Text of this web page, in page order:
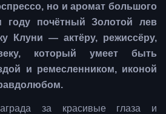
но и аромат большого
году почётный Золотой лев
Клуни — актёру, режиссёру,
который умеет быть
и ремесленником, иконой
за красивые глаза и